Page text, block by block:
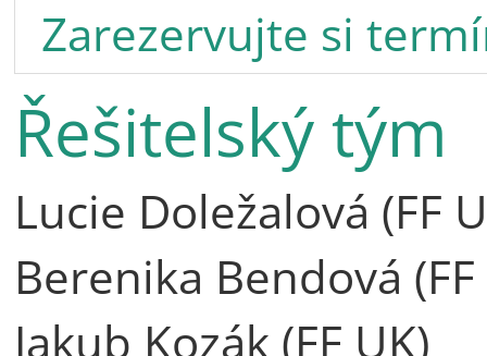
Zarezervujte si
Řešitelský tým
Lucie Doležalová (FF
Berenika Bendová (FF
Jakub Kozák (FF UK)